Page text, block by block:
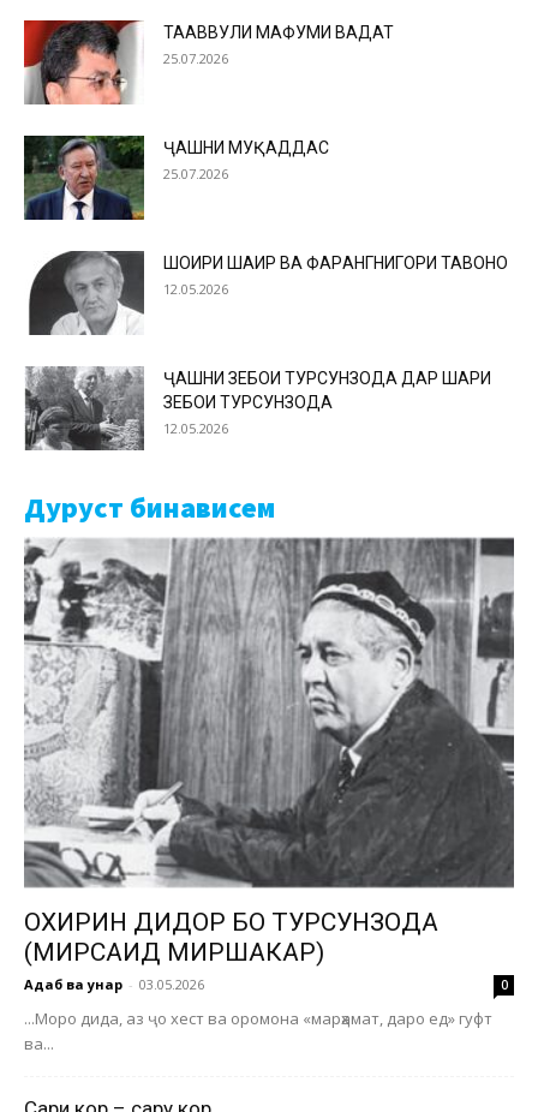
ТАҲАВВУЛИ МАФҲУМИ ВАҲДАТ
25.07.2026
ҶАШНИ МУҚАДДАС
25.07.2026
ШОИРИ ШАҲИР ВА ФАРҲАНГНИГОРИ ТАВОНО
12.05.2026
ҶАШНИ ЗЕБОИ ТУРСУНЗОДА ДАР ШАҲРИ
ЗЕБОИ ТУРСУНЗОДА
12.05.2026
Дуруст бинависем
ОХИРИН ДИДОР БО ТУРСУНЗОДА
(МИРСАИД МИРШАКАР)
Адаб ва ҳунар - 03.05.2026 0
...Моро дида, аз ҷо хест ва оромона «марҳамат, даро ед» гуфт
ва...